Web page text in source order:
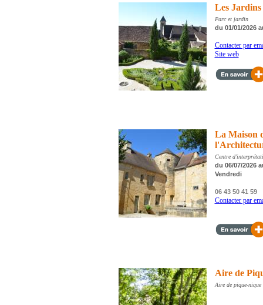
Les
Parc et jardin
du 01/01/2026
Contacter par
Site web
La Maison
Centre
du 06/07/2026
Vendredi
06 43 50 41 59
Contacter par
Aire de
Aire de pique-nique